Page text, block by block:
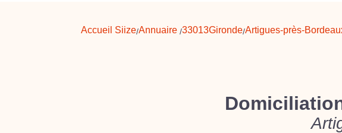
Accueil Siize/Annuaire /33013Gironde/Artigues-près-